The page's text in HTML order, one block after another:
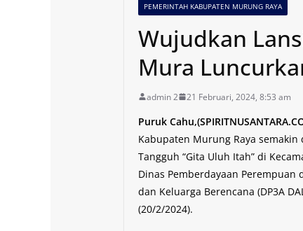
PEMERINTAH KABUPATEN MURUNG RAYA
Wujudkan
Mura
admin 2 21 Februari, 2024, 8:53 am
Puruk
Kabupaten Murung Raya
Tangguh “Gita Uluh Itah” di
Dinas Pemberdayaan
dan Keluarga Berencana (DP3A
(20/2/2024).